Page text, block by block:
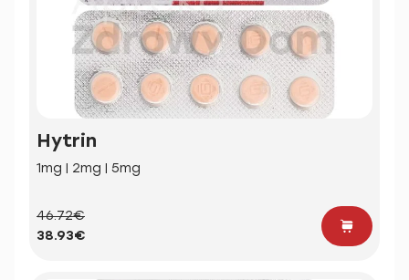
Hytrin
1mg | 2mg | 5mg
46.72€
38.93€